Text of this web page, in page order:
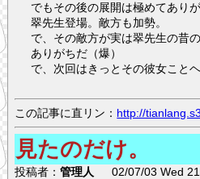
でもその後の展開は極めてあり
翠先生登場。敵方も加勢。
で、その敵方が実は翠先生の昔
ありがちだ（爆）
で、次回はきっとその彼女こと
この記事に直リン： http://
見たのだけ。
投稿者：管理人 02/07/03 Wed